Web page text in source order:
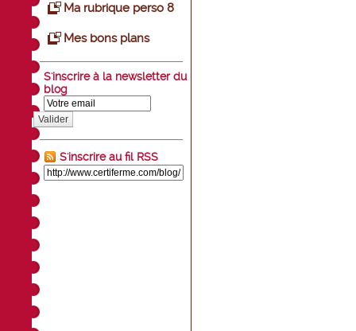
Ma rubrique perso 8
Mes bons plans
S'inscrire à la newsletter du
blog
Valider
S'inscrire au fil RSS